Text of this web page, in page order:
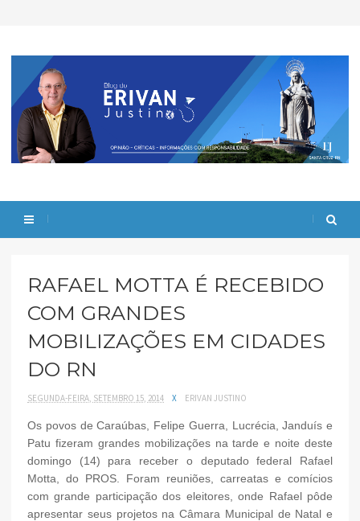
RAFAEL MOTTA É RECEBIDO
COM GRANDES
MOBILIZAÇÕES EM CIDADES
DO RN
SEGUNDA-FEIRA, SETEMBRO 15, 2014 X ERIVAN JUSTINO
Os povos de Caraúbas, Felipe Guerra, Lucrécia, Janduís e
Patu fizeram grandes mobilizações na tarde e noite deste
domingo (14) para receber o deputado federal Rafael
Motta, do PROS. Foram reuniões, carreatas e comícios
com grande participação dos eleitores, onde Rafael pôde
apresentar seus projetos na Câmara Municipal de Natal e